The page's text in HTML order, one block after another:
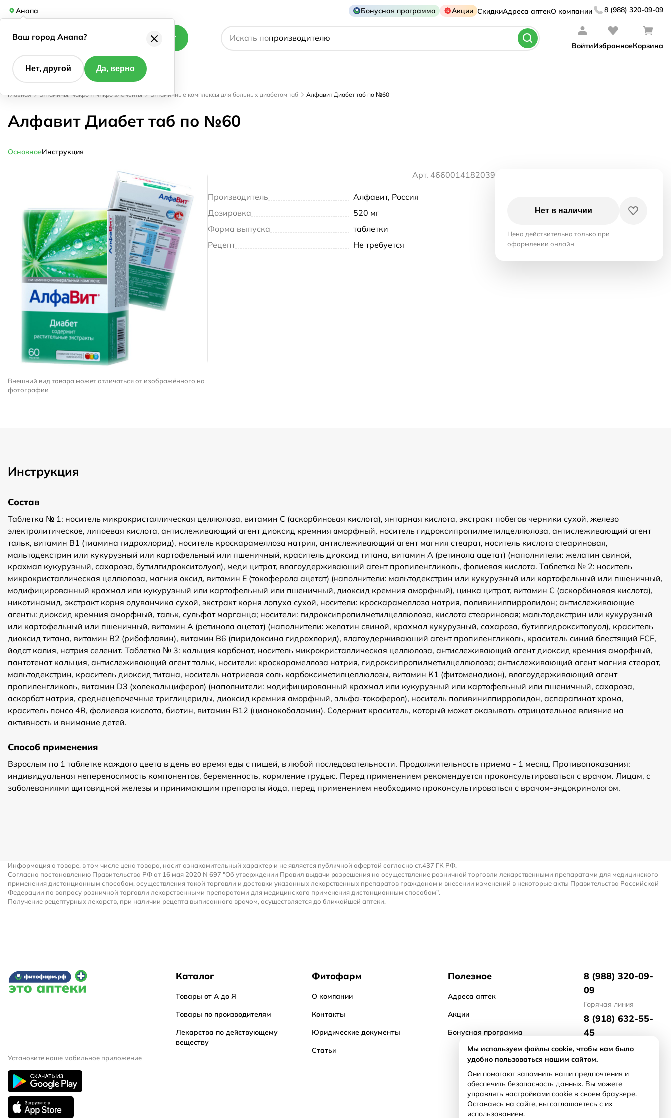
Анапа Бонусная программа Акции СкидкиАдреса аптекО компании 8 (988) 320-09-09
Каталог Искать по
действующему веществу
производителю
ВойтиИзбранноеКорзина
Главная Витамины, макро и микро элементы Витаминные комплексы для больных диабетом таб Алфавит Диабет таб по №60
Алфавит Диабет таб по №60
ОсновноеИнструкция
Внешний вид товара может отличаться от изображённого на
фотографии
Арт. 4660014182039
Производитель
Алфавит, Россия
Дозировка
520 мг
Форма выпуска
таблетки
Рецепт
Не требуется
Нет в наличии
Цена действительна только при
оформлении онлайн
Инструкция
Состав
Таблетка № 1: носитель микрокристаллическая целлюлоза, витамин С (аскорбиновая кислота), янтарная кислота, экстракт побегов черники сухой, железо
электролитическое, липоевая кислота, антислеживающий агент диоксид кремния аморфный, носитель гидроксипропилметилцеллюлоза, антислеживающий агент
тальк, витамин В1 (тиамина гидрохлорид), носитель кроскарамеллоза натрия, антислеживающий агент магния стеарат, носитель кислота стеариновая,
мальтодекстрин или кукурузный или картофельный или пшеничный, краситель диоксид титана, витамин А (ретинола ацетат) (наполнители: желатин свиной,
крахмал кукурузный, сахароза, бутилгидрокситолуол), меди цитрат, влагоудерживающий агент пропиленгликоль, фолиевая кислота. Таблетка № 2: носитель
микрокристаллическая целлюлоза, магния оксид, витамин Е (токоферола ацетат) (наполнители: мальтодекстрин или кукурузный или картофельный или пшеничный,
модифицированный крахмал или кукурузный или картофельный или пшеничный, диоксид кремния аморфный), цинка цитрат, витамин С (аскорбиновая кислота),
никотинамид, экстракт корня одуванчика сухой, экстракт корня лопуха сухой, носители: кроскарамеллоза натрия, поливинилпирролидон; антислеживающие
агенты: диоксид кремния аморфный, тальк, сульфат марганца; носители: гидроксипропилметилцеллюлоза, кислота стеариновая; мальтодекстрин или кукурузный
или картофельный или пшеничный, витамин А (ретинола ацетат) (наполнители: желатин свиной, крахмал кукурузный, сахароза, бутилгидрокситолуол), краситель
диоксид титана, витамин В2 (рибофлавин), витамин В6 (пиридоксина гидрохлорид), влагоудерживающий агент пропиленгликоль, краситель синий блестящий FCF,
йодат калия, натрия селенит. Таблетка № 3: кальция карбонат, носитель микрокристаллическая целлюлоза, антислеживающий агент диоксид кремния аморфный,
пантотенат кальция, антислеживающий агент тальк, носители: кроскарамеллоза натрия, гидроксипропилметилцеллюлоза; антислеживающий агент магния стеарат,
мальтодекстрин, краситель диоксид титана, носитель натриевая соль карбоксиметилцеллюлозы, витамин К1 (фитоменадион), влагоудерживающий агент
пропиленгликоль, витамин D3 (холекальциферол) (наполнители: модифицированный крахмал или кукурузный или картофельный или пшеничный, сахароза,
аскорбат натрия, среднецепочечные триглицериды, диоксид кремния аморфный, альфа-токоферол), носитель поливинилпирролидон, аспарагинат хрома,
краситель понсо 4R, фолиевая кислота, биотин, витамин В12 (цианокобаламин). Содержит краситель, который может оказывать отрицательное влияние на
активность и внимание детей.
Способ применения
Взрослым по 1 таблетке каждого цвета в день во время еды с пищей, в любой последовательности. Продолжительность приема - 1 месяц. Противопоказания:
индивидуальная непереносимость компонентов, беременность, кормление грудью. Перед применением рекомендуется проконсультироваться с врачом. Лицам, с
заболеваниями щитовидной железы и принимающим препараты йода, перед применением необходимо проконсультироваться с врачом-эндокринологом.
Информация о товаре, в том числе цена товара, носит ознакомительный характер и не является публичной офертой согласно ст.437 ГК РФ.
Согласно постановлению Правительства РФ от 16 мая 2020 N 697 "Об утверждении Правил выдачи разрешения на осуществление розничной торговли лекарственными препаратами для медицинского
применения дистанционным способом, осуществления такой торговли и доставки указанных лекарственных препаратов гражданам и внесении изменений в некоторые акты Правительства Российской
Федерации по вопросу розничной торговли лекарственными препаратами для медицинского применения дистанционным способом".
Получение рецептурных лекарств, при наличии рецепта выписанного врачом, осуществляется до ближайшей аптеки.
Установите наше мобильное приложение
Каталог
Товары от А до Я
Товары по производителям
Лекарства по действующему
веществу
Фитофарм
О компании
Контакты
Юридические документы
Статьи
Полезное
Адреса аптек
Акции
Бонусная программа
8 (988) 320-09-
09
Горячая линия
8 (918) 632-55-
45
отдел маркетинга
8 (918) 476-21-
71
арендодателям/
продавцам бизнеса
Мы используем файлы cookie, чтобы вам было
удобно пользоваться нашим сайтом.
Они помогают запомнить ваши предпочтения и
обеспечить безопасность данных. Вы можете
управлять настройками cookie в своем браузере.
Оставаясь на сайте, вы соглашаетесь с их
использованием.
Ваш город Анапа?
Нет, другой Да, верно